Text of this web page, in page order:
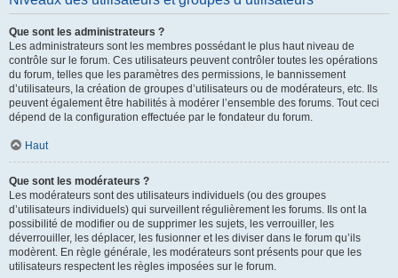
Que sont les administrateurs ?
Les administrateurs sont les membres possédant le plus haut niveau de
contrôle sur le forum. Ces utilisateurs peuvent contrôler toutes les opérations
du forum, telles que les paramètres des permissions, le bannissement
d’utilisateurs, la création de groupes d’utilisateurs ou de modérateurs, etc. Ils
peuvent également être habilités à modérer l’ensemble des forums. Tout ceci
dépend de la configuration effectuée par le fondateur du forum.
Haut
Que sont les modérateurs ?
Les modérateurs sont des utilisateurs individuels (ou des groupes
d’utilisateurs individuels) qui surveillent régulièrement les forums. Ils ont la
possibilité de modifier ou de supprimer les sujets, les verrouiller, les
déverrouiller, les déplacer, les fusionner et les diviser dans le forum qu’ils
modèrent. En règle générale, les modérateurs sont présents pour que les
utilisateurs respectent les règles imposées sur le forum.